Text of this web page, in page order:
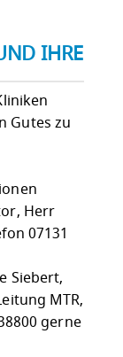
IHRE
Gutes zu
Herr
07131
Siebert,
MTR,
gerne